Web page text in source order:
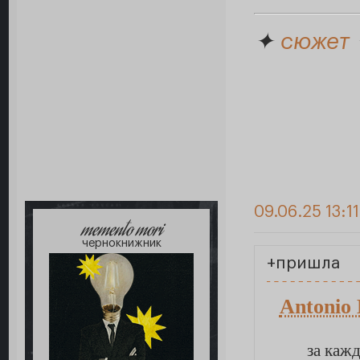
✦ сюжет
memento mori
чернокнижник
09.06.25
+пришла
Antonio
за